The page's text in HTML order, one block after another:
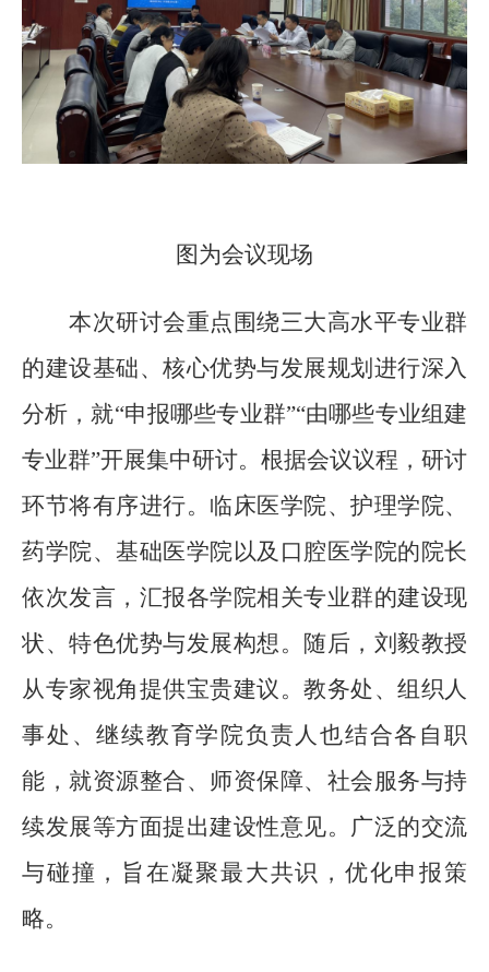
图为会议现场
本次研讨会重点围绕三大高水平专业群
的建设基础、核心优势与发展规划进行深入
分析，就“申报哪些专业群”“由哪些专业组建
专业群”开展集中研讨。 根据会议议程，研讨
环节将有序进行。临床医学院、护理学院、
药学院、基础医学院以及 口腔医学院的院长
依次发言，汇报各学院相关专业群的建设现
状、特色优势与发展构想。随后，刘毅教授
从专家视角提供宝贵建议。教务处、组织人
事处、继续教育学院负责人也结合各自职
能，就资源整合、师资保障、社会服务与持
续发展等方面提出建设性意见。广泛的交流
与碰撞，旨在凝聚最大共识，优化申报策
略。